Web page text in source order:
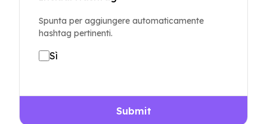
Spunta per aggiungere automaticamente
hashtag pertinenti.
Sì
Submit